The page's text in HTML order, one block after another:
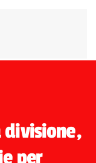
divisione,
per